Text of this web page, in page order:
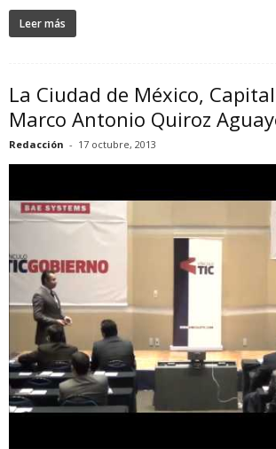
Leer más
La Ciudad de México,
Marco Antonio Quiroz
Redacción - 17 octubre, 2013